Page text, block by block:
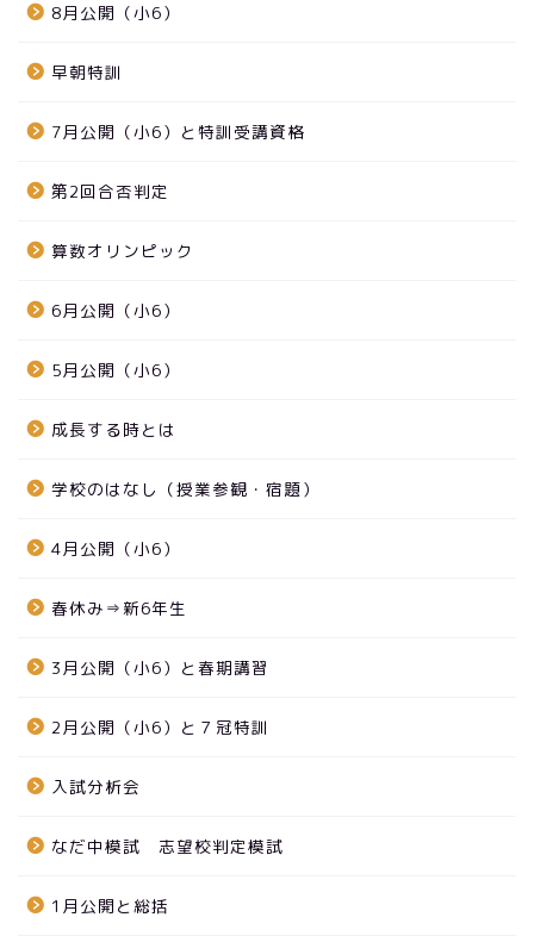
8月公開（小6）
早朝特訓
7月公開（小6）と特訓受講資格
第2回合否判定
算数オリンピック
6月公開（小6）
5月公開（小6）
成長する時とは
学校のはなし（授業参観・宿題）
4月公開（小6）
春休み⇒新6年生
3月公開（小6）と春期講習
2月公開（小6）と７冠特訓
入試分析会
なだ中模試 志望校判定模試
1月公開と総括